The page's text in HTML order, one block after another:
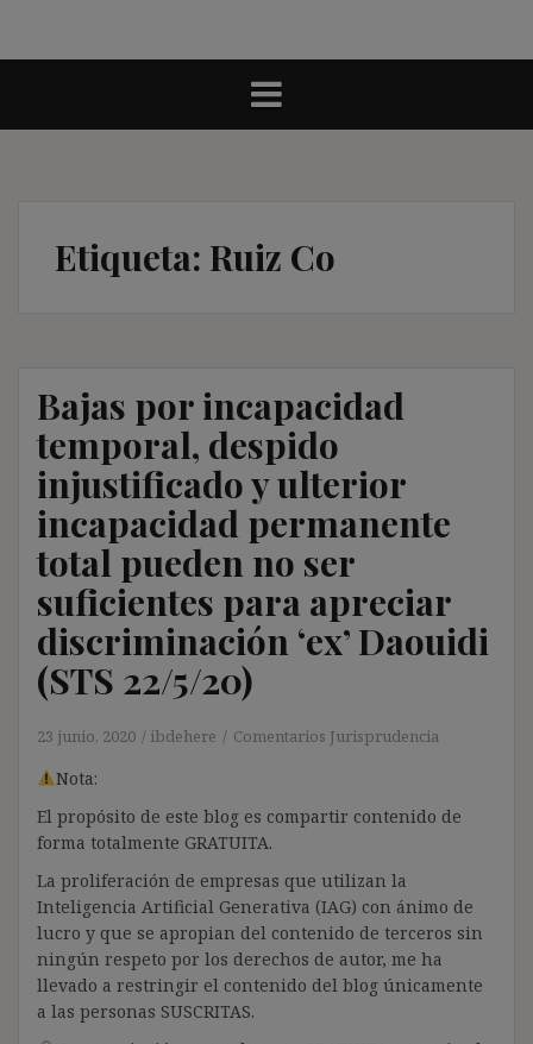
Etiqueta: Ruiz Co
Bajas por incapacidad
temporal, despido
injustificado y ulterior
incapacidad permanente
total pueden no ser
suficientes para apreciar
discriminación ‘ex’ Daouidi
(STS 22/5/20)
23 junio, 2020 ibdehere Comentarios Jurisprudencia
Nota:
El propósito de este blog es compartir contenido de
forma totalmente GRATUITA.
La proliferación de empresas que utilizan la
Inteligencia Artificial Generativa (IAG) con ánimo de
lucro y que se apropian del contenido de terceros sin
ningún respeto por los derechos de autor, me ha
llevado a restringir el contenido del blog únicamente
a las personas SUSCRITAS.